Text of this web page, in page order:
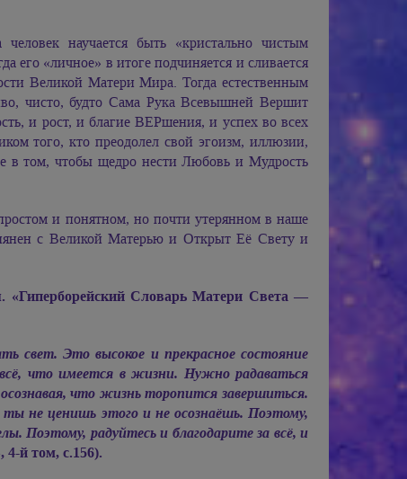
научается быть «кристально чистым
его «личное» в итоге подчиняется и сливается
Великой Матери Мира. Тогда естественным
чисто, будто Сама Рука Всевышней Вершит
и рост, и благие ВЕРшения, и успех во всех
того, кто преодолел свой эгоизм, иллюзии,
в том, чтобы щедро нести Любовь и Мудрость
и понятном, но почти утерянном в наше
с Великой Матерью и Открыт Её Свету и
«Гиперборейский Словарь Матери Света —
Это высокое и прекрасное состояние
что имеется в жизни. Нужно радаваться
что жизнь торопится завершиться.
не ценишь этого и не осознаёшь. Поэтому,
Поэтому, радуйтесь и благодарите за всё, и
й том, с.156).